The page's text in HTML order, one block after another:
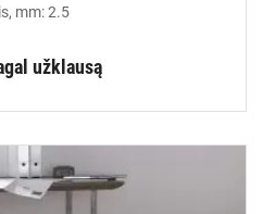
mm: 2.5
užklausą